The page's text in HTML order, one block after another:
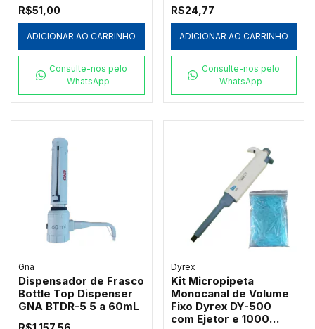
R$51,00
ADICIONAR AO CARRINHO
Consulte-nos pelo
WhatsApp
R$24,77
ADICIONAR AO CARRINHO
Consulte-nos pelo
WhatsApp
Gna
Dispensador de Frasco
Bottle Top Dispenser
GNA BTDR-5 5 a 60mL
Dyrex
Kit Micropipeta
Monocanal de Volume
Fixo Dyrex DY-500
com Ejetor e 1000